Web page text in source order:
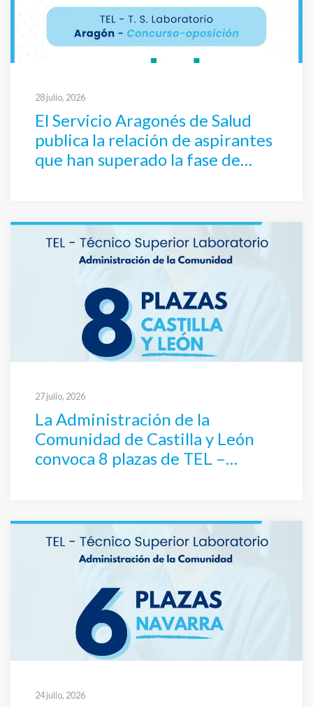
28 julio, 2026
El Servicio Aragonés de Salud
publica la relación de aspirantes
que han superado la fase de
27 julio, 2026
La Administración de la
Comunidad de Castilla y León
convoca 8 plazas de TEL –
24 julio, 2026